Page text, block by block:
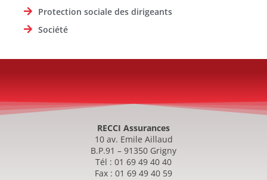
Protection sociale des dirigeants
Société
RECCI Assurances
10 av. Emile Aillaud
B.P.91 – 91350 Grigny
Tél : 01 69 49 40 40
Fax : 01 69 49 40 59